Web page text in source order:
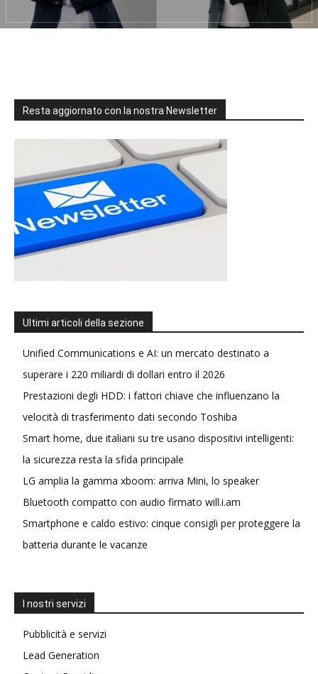
Resta aggiornato con la nostra Newsletter
Ultimi articoli della sezione
Unified Communications e AI: un mercato destinato a
superare i 220 miliardi di dollari entro il 2026
Prestazioni degli HDD: i fattori chiave che influenzano la
velocità di trasferimento dati secondo Toshiba
Smart home, due italiani su tre usano dispositivi intelligenti:
la sicurezza resta la sfida principale
LG amplia la gamma xboom: arriva Mini, lo speaker
Bluetooth compatto con audio firmato will.i.am
Smartphone e caldo estivo: cinque consigli per proteggere la
batteria durante le vacanze
I nostri servizi
Pubblicità e servizi
Lead Generation